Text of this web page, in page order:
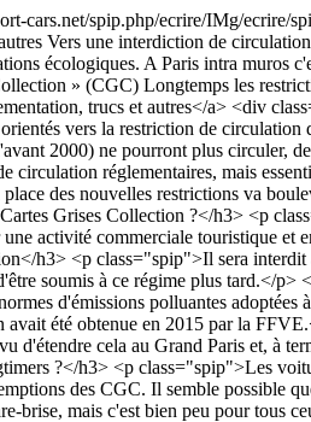
cars.net/spip.php/ecrire/IMg/ecrire/
Vers une interdiction de
écologiques. A Paris intra muros
» (CGC) Longtemps les
trucs et autres</a> <div
vers la restriction de
2000) ne pourront plus
réglementaires, mais
des nouvelles restrictions va
Grises Collection ?</h3> <p
activité commerciale touristique
h3> <p class="spip">Il sera
soumis à ce régime plus tard.</
d'émissions polluantes
été obtenue en 2015 par la
cela au Grand Paris et, à
?</h3> <p class="spip">Les
des CGC. Il semble possible
brise, mais c'est bien peu pour tous